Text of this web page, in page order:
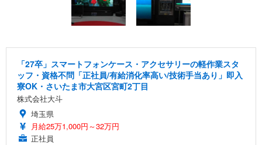
「27卒」スマートフォンケース・アクセサリーの軽作業スタ
ッフ・資格不問「正社員/有給消化率高い/技術手当あり」即入
寮OK・さいたま市大宮区宮町2丁目
株式会社大斗
埼玉県
月給25万1,000円～32万円
正社員